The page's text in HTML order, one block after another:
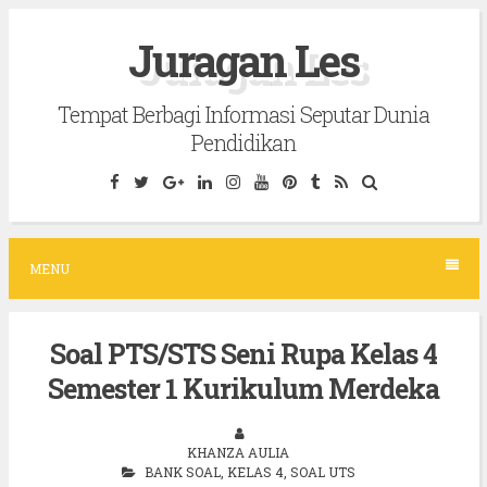
c
Juragan Les
Tempat Berbagi Informasi Seputar Dunia
Pendidikan
MENU
Soal PTS/STS Seni Rupa Kelas 4
Semester 1 Kurikulum Merdeka
KHANZA AULIA
BANK SOAL, KELAS 4, SOAL UTS